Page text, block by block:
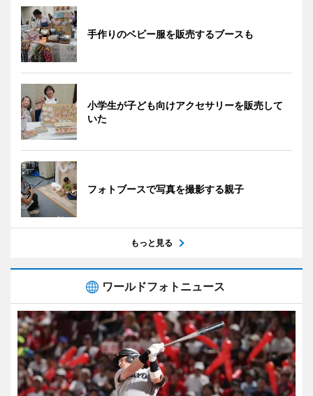
手作りのベビー服を販売するブースも
小学生が子ども向けアクセサリーを販売して
いた
フォトブースで写真を撮影する親子
もっと見る
ワールドフォトニュース